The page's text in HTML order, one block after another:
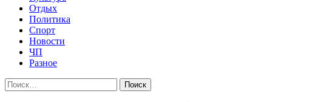
Отдых
Политика
Спорт
Новости
ЧП
Разное
Найти: